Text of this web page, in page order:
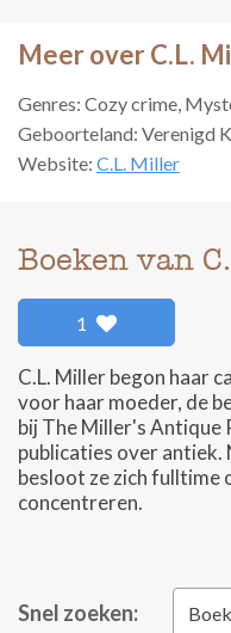
Meer over C.L.
Genres: Cozy crime,
Geboorteland: Verenigd
Website: C.L. Miller
Boeken van
1
C.L. Miller begon haar
voor haar moeder, de
bij The Miller's Antique
publicaties over
besloot ze zich fulltime
concentreren.
Snel zoeken: